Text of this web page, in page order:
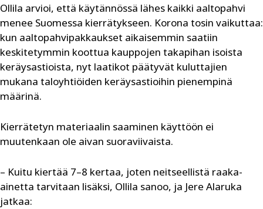
Ollila arvioi, että käytännössä lähes kaikki aaltopahvi
menee Suomessa kierrätykseen. Korona tosin vaikuttaa:
kun aaltopahvipakkaukset aikaisemmin saatiin
keskitetymmin koottua kauppojen takapihan isoista
keräysastioista, nyt laatikot päätyvät kuluttajien
mukana taloyhtiöiden keräysastioihin pienempinä
määrinä.
Kierrätetyn materiaalin saaminen käyttöön ei
muutenkaan ole aivan suoraviivaista.
– Kuitu kiertää 7–8 kertaa, joten neitseellistä raaka-
ainetta tarvitaan lisäksi, Ollila sanoo, ja Jere Alaruka
jatkaa: